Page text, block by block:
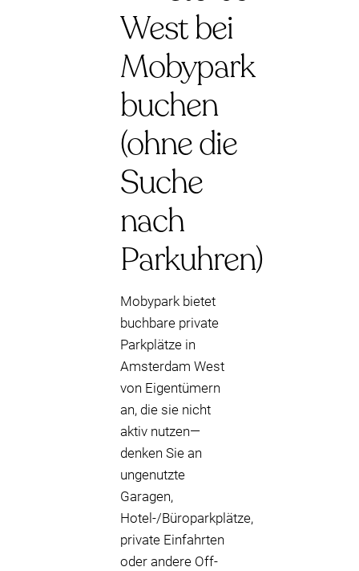
West bei
Mobypark
buchen
(ohne die
Suche
nach
Parkuhren)
Mobypark bietet
buchbare private
Parkplätze in
Amsterdam West
von Eigentümern
an, die sie nicht
aktiv nutzen—
denken Sie an
ungenutzte
Garagen,
Hotel-/Büroparkplätze,
private Einfahrten
oder andere Off-